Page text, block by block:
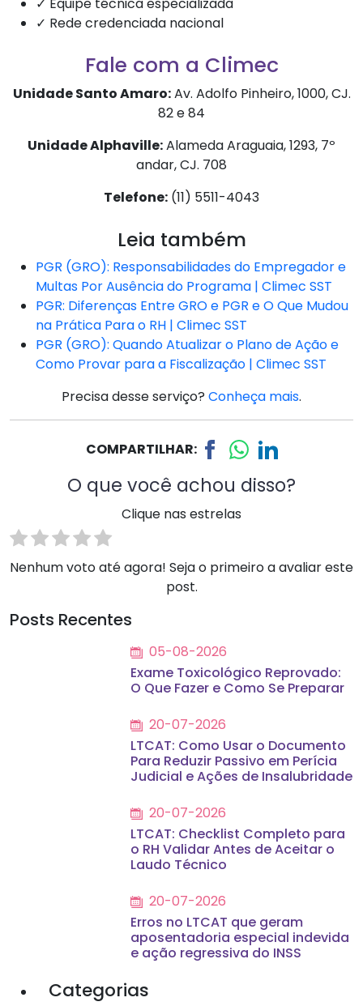
✓ Rede credenciada nacional
Fale com a Climec
Unidade Santo Amaro:Av. Adolfo Pinheiro, 1000, CJ.
82 e 84
Unidade Alphaville:Alameda Araguaia, 1293, 7º
andar, CJ. 708
Telefone: (11) 5511-4043
Leia também
PGR (GRO): Responsabilidades do Empregador e
Multas Por Ausência do Programa | Climec SST
PGR: Diferenças Entre GRO e PGR e O Que Mudou
na Prática Para o RH | Climec SST
PGR (GRO): Quando Atualizar o Plano de Ação e
Como Provar para a Fiscalização | Climec SST
Precisa desse serviço? Conheça mais.
COMPARTILHAR:
O que você achou disso?
Clique nas estrelas
Nenhum voto até agora! Seja o primeiro a avaliar este
post.
Posts Recentes
05-08-2026
Exame Toxicológico Reprovado:
O Que Fazer e Como Se Preparar
20-07-2026
LTCAT: Como Usar o Documento
Para Reduzir Passivo em Perícia
Judicial e Ações de Insalubridade
20-07-2026
LTCAT: Checklist Completo para
o RH Validar Antes de Aceitar o
Laudo Técnico
20-07-2026
Erros no LTCAT que geram
aposentadoria especial indevida
e ação regressiva do INSS
Categorias